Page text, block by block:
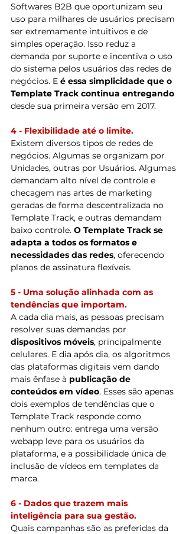
Softwares B2B que oportunizam seu
uso para milhares de usuários precisam
ser extremamente intuitivos e de
simples operação. Isso reduz a
demanda por suporte e incentiva o uso
do sistema pelos usuários das redes de
negócios. E é essa simplicidade que o
Template Track continua entregando
desde sua primeira versão em 2017.
4 - Flexibilidade até o limite.
Existem diversos tipos de redes de
negócios. Algumas se organizam por
Unidades, outras por Usuários. Algumas
demandam alto nível de controle e
checagem nas artes de marketing
geradas de forma descentralizada no
Template Track, e outras demandam
baixo controle. O Template Track se
adapta a todos os formatos e
necessidades das redes, oferecendo
planos de assinatura flexíveis.
5 - Uma solução alinhada com as
tendências que importam.
A cada dia mais, as pessoas precisam
resolver suas demandas por
dispositivos móveis, principalmente
celulares. E dia após dia, os algoritmos
das plataformas digitais vem dando
mais ênfase à publicação de
conteúdos em vídeo. Esses são apenas
dois exemplos de tendências que o
Template Track responde como
nenhum outro: entrega uma versão
webapp leve para os usuários da
plataforma, e a possibilidade única de
inclusão de vídeos em templates da
marca.
6 - Dados que trazem mais
inteligência para sua gestão.
Quais campanhas são as preferidas da